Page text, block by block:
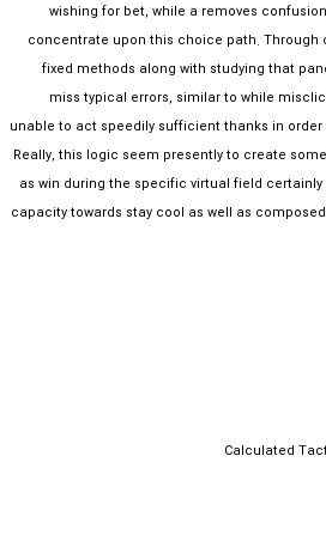
wishing for bet, while a removes
concentrate upon this choice path. Through
fixed methods along with studying that
miss typical errors, similar to while
unable to act speedily sufficient thanks in
Really, this logic seem presently to create
as win during the specific virtual field certainly
capacity towards stay cool as well as
Calculated